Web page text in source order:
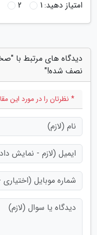
امتیاز دهید:1
2
نصف شده!"
* نظرتان را در مورد این